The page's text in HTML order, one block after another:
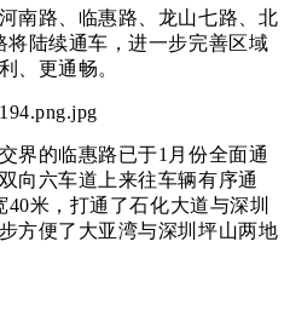
南路、临惠路、龙山七路、北
陆续通车，进一步完善区域
、更通畅。
界的临惠路已于1月份全面通
向六车道上来往车辆有序通
米，打通了石化大道与深圳
方便了大亚湾与深圳坪山两地